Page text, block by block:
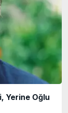
Yerine Oğlu